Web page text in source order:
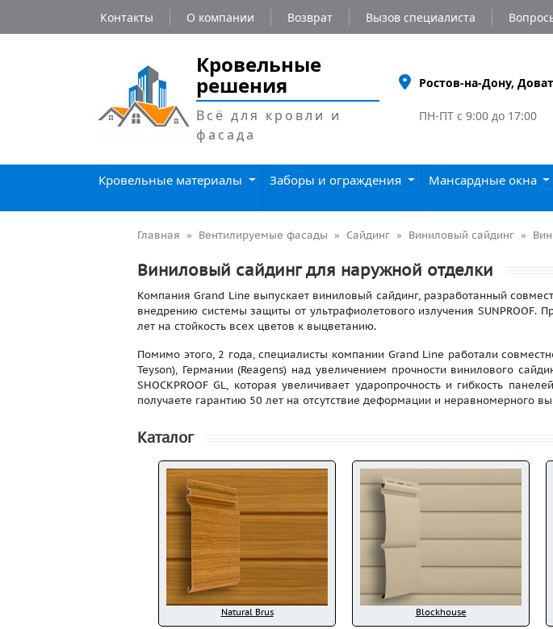
Контакты О компании Возврат Вызов специалиста
Кровельные
решения
Всё для кровли и
фасада
Ростов-на-Дону,
ПН-ПТ с 9:00 до 17:00
Кровельные материалы Заборы и ограждения Мансардные окна
Главная Вентилируемые фасады Сайдинг Виниловый сайдинг
Виниловый сайдинг для наружной отделки
Компания Grand Line выпускает виниловый сайдинг, разработанный
внедрению системы защиты от ультрафиолетового излучения SUNPROOF.
лет на стойкость всех цветов к выцветанию.
Помимо этого, 2 года, специалисты компании Grand Line работали
Teyson), Германии (Reagens) над увеличением прочности винилового
SHOCKPROOF GL, которая увеличивает ударопрочность и гибкость
получаете гарантию 50 лет на отсутствие деформации и неравномерного
Каталог
Natural Brus Blockhouse